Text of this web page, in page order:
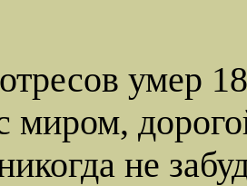
умер
миром,
не